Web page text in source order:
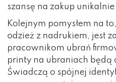
szansę na zakup
Kolejnym pomysłem na
odzież z nadrukiem, jest
pracownikom ubrań
printy na ubraniach będą
Świadczą o spójnej